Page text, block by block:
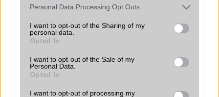
Please note that this website/app uses one or more Google
not limited to your visit or usage behaviour. You may click to
grant or deny consent to Google and its third-party tags to
use your data for below specified purposes in below Google
consent section.
Personal Data Processing Opt Outs
I want to opt-out of the Sharing of my
personal data.
Opted In
I want to opt-out of the Sale of my
Personal Data.
Opted In
I want to opt-out of processing my
TELEFONOK GYORSLISTA